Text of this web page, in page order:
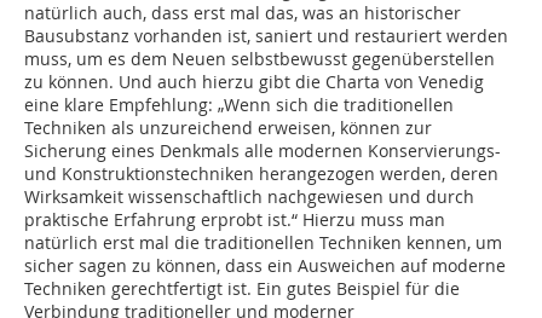
natürlich auch, dass erst mal das, was an historischer
Bausubstanz vorhanden ist, saniert und restauriert werden
muss, um es dem Neuen selbstbewusst gegenüberstellen
zu können. Und auch hierzu gibt die Charta von Venedig
eine klare Empfehlung: „Wenn sich die traditionellen
Techniken als unzureichend erweisen, können zur
Sicherung eines Denkmals alle modernen Konservierungs-
und Konstruktionstechniken herangezogen werden, deren
Wirksamkeit wissenschaftlich nachgewiesen und durch
praktische Erfahrung erprobt ist.“ Hierzu muss man
natürlich erst mal die traditionellen Techniken kennen, um
sicher sagen zu können, dass ein Ausweichen auf moderne
Techniken gerechtfertigt ist. Ein gutes Beispiel für die
Verbindung traditioneller und moderner